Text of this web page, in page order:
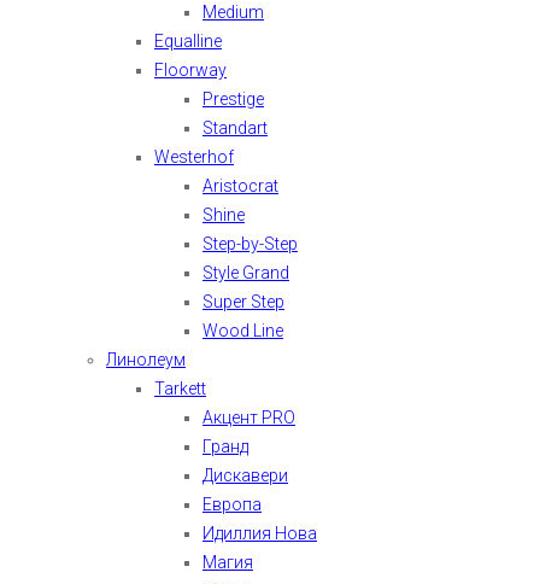
Medium
Equalline
Floorway
Prestige
Standart
Westerhof
Aristocrat
Shine
Step-by-Step
Style Grand
Super Step
Wood Line
Линолеум
Tarkett
Акцент PRO
Гранд
Дискавери
Европа
Идиллия Нова
Магия